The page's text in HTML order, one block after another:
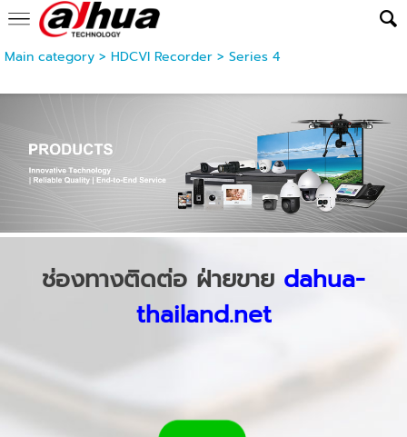
Main category> HDCVI Recorder> Series 4
ช่องทางติดต่อ ฝ่ายขาย dahua-
thailand.net